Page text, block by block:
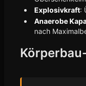
Explosivkraft:
Anaerobe
nach